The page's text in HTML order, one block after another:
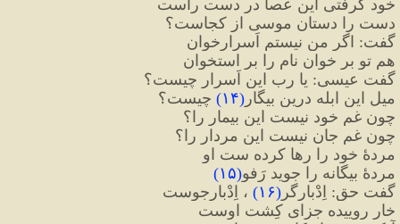
خود گرفتی این عصا در دست راست
دست را دستان موسی از کجاست؟
گفت: اگر من نیستم اَسرارخوان
هم تو بر خوان نام را بر استخوان
گفت عیسی: یا رب این اَسرار چیست؟
میل این ابله درین بیگار (۱۴) چیست؟
چون غم خود نیست این بیمار را؟
چون غم جان نیست این مردار را؟
مردهٔ خود را رها کرده ست او
مردهٔ بیگانه را جوید رَفو(۱۵)
گفت حق: اِدْبارگر (۱۶) ، اِدْبارجوست
خار روییده جزای کِشت اوست